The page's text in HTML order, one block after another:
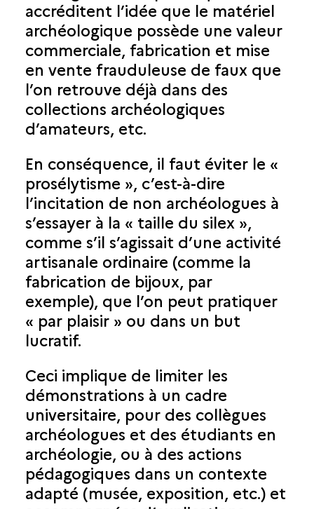
accréditent l’idée que le matériel
archéologique possède une valeur
commerciale, fabrication et mise
en vente frauduleuse de faux que
l’on retrouve déjà dans des
collections archéologiques
d’amateurs, etc.
En conséquence, il faut éviter le «
prosélytisme », c’est-à-dire
l’incitation de non archéologues à
s’essayer à la « taille du silex »,
comme s’il s’agissait d’une activité
artisanale ordinaire (comme la
fabrication de bijoux, par
exemple), que l’on peut pratiquer
« par plaisir » ou dans un but
lucratif.
Ceci implique de limiter les
démonstrations à un cadre
universitaire, pour des collègues
archéologues et des étudiants en
archéologie, ou à des actions
pédagogiques dans un contexte
adapté (musée, exposition, etc.) et